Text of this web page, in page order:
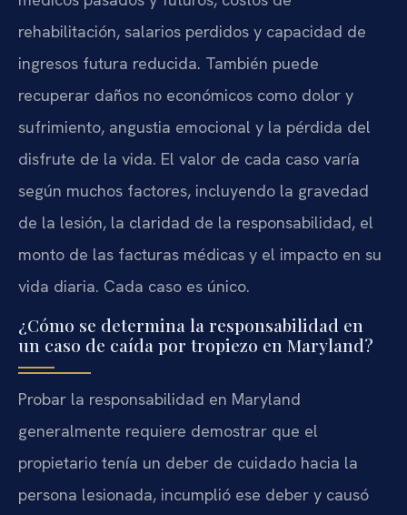
rehabilitación, salarios perdidos y capacidad de
ingresos futura reducida. También puede
recuperar daños no económicos como dolor y
sufrimiento, angustia emocional y la pérdida del
disfrute de la vida. El valor de cada caso varía
según muchos factores, incluyendo la gravedad
de la lesión, la claridad de la responsabilidad, el
monto de las facturas médicas y el impacto en su
vida diaria. Cada caso es único.
¿Cómo se determina la responsabilidad en
un caso de caída por tropiezo en Maryland?
Probar la responsabilidad en Maryland
generalmente requiere demostrar que el
propietario tenía un deber de cuidado hacia la
persona lesionada, incumplió ese deber y causó